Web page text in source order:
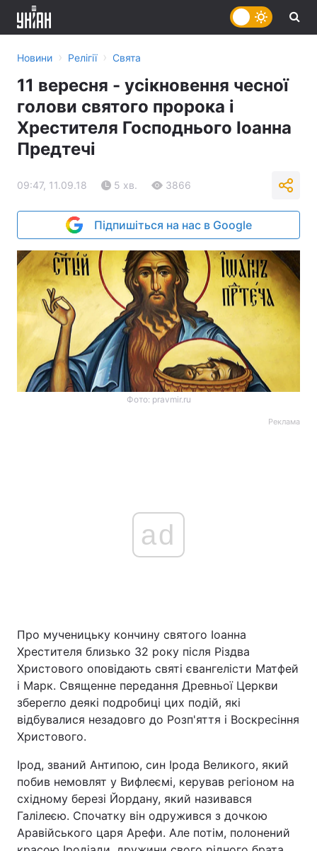
Головна Війна
Україна Політика
Спорт Наука
Техно і зв'язок Лайт
Новини › Релігії › Свята
11 вересня - усікновення чесної
голови святого пророка і
Хрестителя Господнього Іоанна
Предтечі
09:47, 11.09.18 5 хв. 3866
Підпишіться на нас в Google
Фото: pravmir.ru
Реклама
ad
Про мученицьку кончину святого Іоанна
Хрестителя близько 32 року після Різдва
Христового оповідають святі євангелісти Матфей
і Марк. Священне передання Древньої Церкви
зберегло деякі подробиці цих подій, які
відбувалися незадовго до Розп'яття і Воскресіння
Христового.
Ірод, званий Антипою, син Ірода Великого, який
побив немовлят у Вифлеємі, керував регіоном на
східному березі Йордану, який називався
Галілеєю. Спочатку він одружився з дочкою
Аравійського царя Арефи. Але потім, полонений